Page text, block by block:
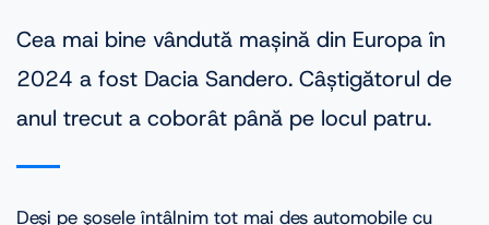
Cea mai bine vândută mașină din Europa în
2024 a fost Dacia Sandero. Câștigătorul de
anul trecut a coborât până pe locul patru.
Deși pe șosele întâlnim tot mai des automobile cu